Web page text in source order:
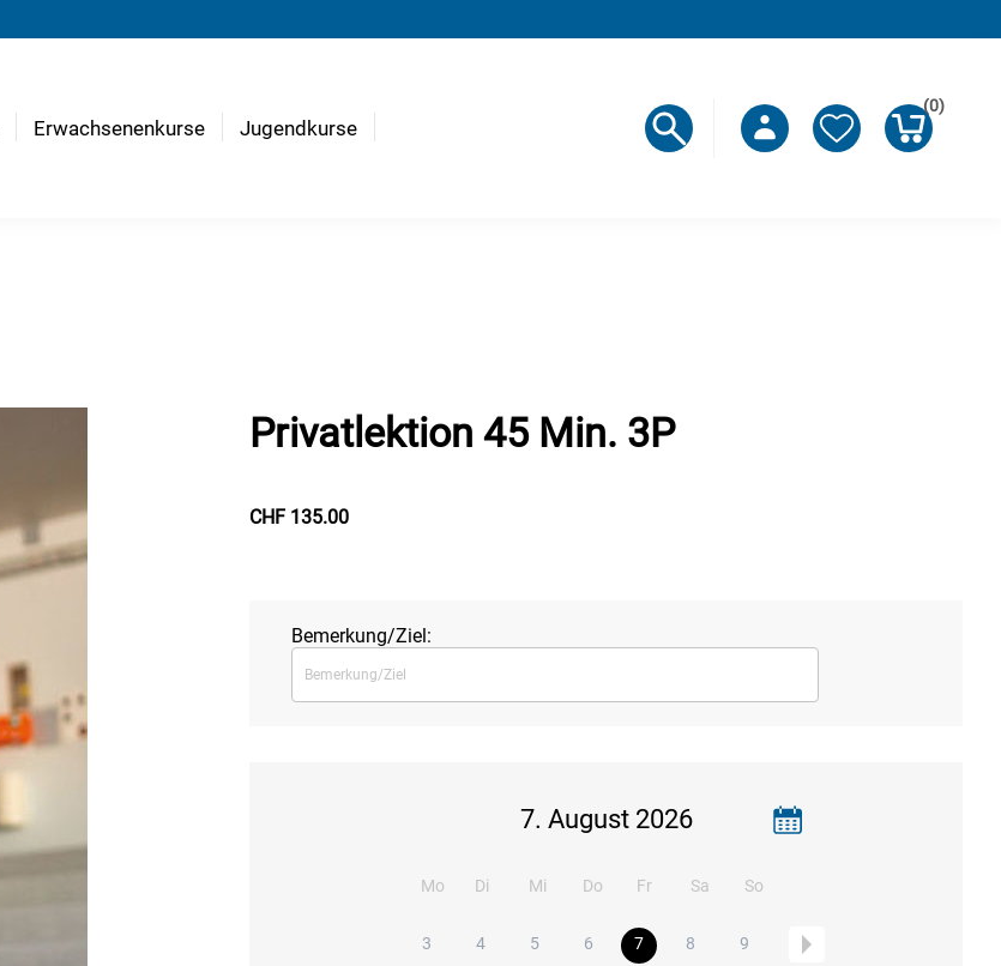
Erwachsenenkurse Jugendkurse
(0)
Privatlektion 45 Min. 3P
CHF 135.00
Bemerkung/Ziel:
7. August 2026
Mo Di Mi Do Fr Sa So
3 4 5 6 7 8 9